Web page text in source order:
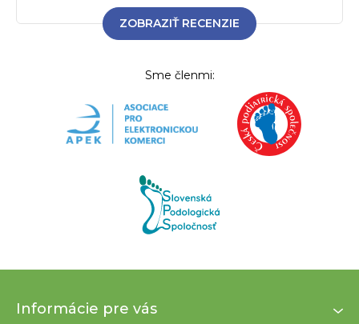
ZOBRAZIŤ RECENZIE
Sme členmi:
Informácie pre vás